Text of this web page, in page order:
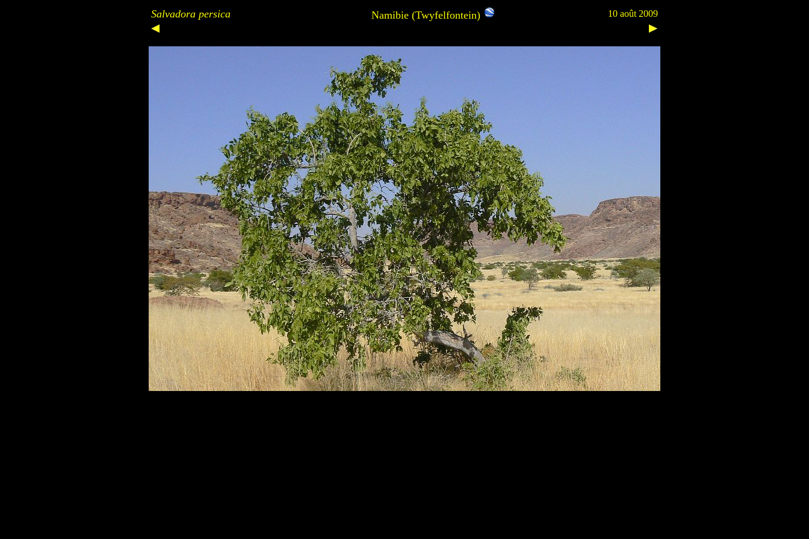
Salvadora persica Namibie (Twyfelfontein) 10 août 2009